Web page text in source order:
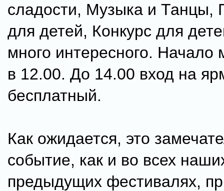
сладости, Музыка и Танцы,
для детей, Конкурс для
много интересного. Начало
в 12.00. До 14.00 вход на
бесплатный.
Как ожидается, это
событие, как и во всех
предыдущих фестивалях,